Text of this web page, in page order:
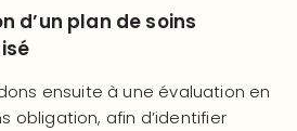
d’un plan de soins
ensuite à une évaluation en
obligation, afin d’identifier